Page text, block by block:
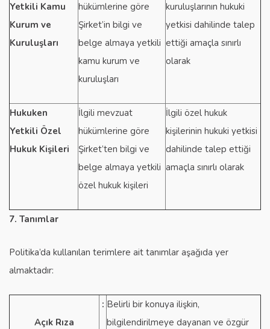
Yetkili Kamu
Kurum ve
Kuruluşları
hükümlerine göre
Şirket’in bilgi ve
belge almaya yetkili
kamu kurum ve
kuruluşları
kuruluşlarının hukuki
yetkisi dahilinde talep
ettiği amaçla sınırlı
olarak
Hukuken
Yetkili Özel
Hukuk Kişileri
İlgili mevzuat
hükümlerine göre
Şirket’ten bilgi ve
belge almaya yetkili
özel hukuk kişileri
İlgili özel hukuk
kişilerinin hukuki yetkisi
dahilinde talep ettiği
amaçla sınırlı olarak
7. Tanımlar
Politika’da kullanılan terimlere ait tanımlar aşağıda yer
almaktadır:
Açık Rıza
: Belirli bir konuya ilişkin,
bilgilendirilmeye dayanan ve özgür